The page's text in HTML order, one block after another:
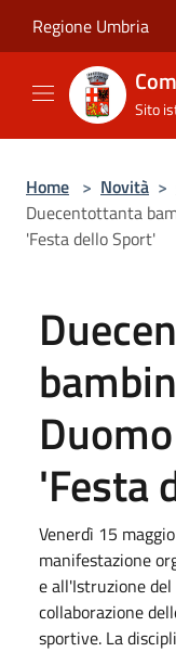
Regione Umbria
Sito
Home > Novità >
Duecentottanta
'Festa dello Sport'
'Festa
Venerdì 15
manifestazione
e all'Istruzione
collaborazione
sportive. La